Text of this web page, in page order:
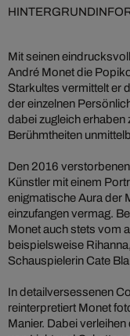
Mit seinen
André Monet die
Starkultes vermittelt er
der einzelnen
dabei zugleich
Berühmtheiten
Den 2016
Künstler mit einem
enigmatische Aura der
einzufangen vermag.
Monet auch stets vom
beispielsweise
Schauspielerin Cate
In detailversessenen
reinterpretiert Monet
Manier. Dabei